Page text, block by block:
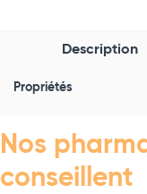
Description
Propriétés
Nos
conseillent